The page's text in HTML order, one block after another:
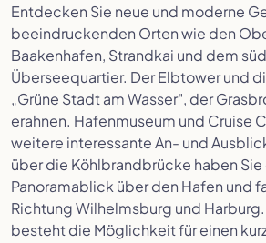
Entdecken Sie neue und moderne
beeindruckenden Orten wie den
Baakenhafen, Strandkai und dem
Überseequartier. Der Elbtower und
„Grüne Stadt am Wasser", der
erahnen. Hafenmuseum und Cruise
weitere interessante An- und
über die Köhlbrandbrücke haben
Panoramablick über den Hafen und
Richtung Wilhelmsburg und
besteht die Möglichkeit für einen